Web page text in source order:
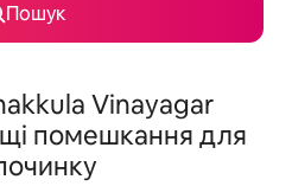
Пошук
Vinayagar
помешкання для